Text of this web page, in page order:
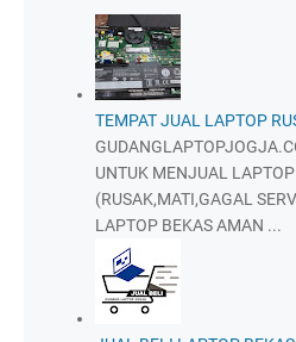
TEMPAT JUAL LAPTOP
UNTUK MENJUAL
(RUSAK,MATI,GAGAL
LAPTOP BEKAS AMAN ...